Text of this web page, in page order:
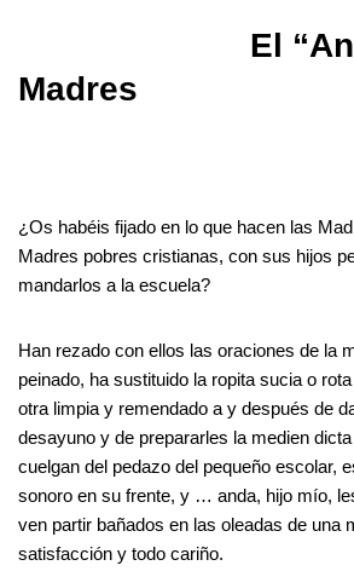
El “Anda”
Madres
¿Os habéis fijado en lo que hacen las
Madres pobres cristianas, con sus hijos
mandarlos a la escuela?
Han rezado con ellos las oraciones de la
peinado, ha sustituido la ropita sucia o
otra limpia y remendado a y después de
desayuno y de prepararles la medien
cuelgan del pedazo del pequeño escolar,
sonoro en su frente, y … anda, hijo mío,
ven partir bañados en las oleadas de una
satisfacción y todo cariño.